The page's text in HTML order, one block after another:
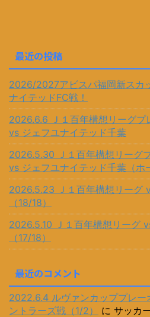
最近の投稿
2026/2027アビスパ福岡新スカ
ナイテッドFC戦！
2026.6.6 Ｊ１百年構想リーグプ
vs ジェフユナイテッド千葉
2026.5.30 Ｊ１百年構想リーグ
vs ジェフユナイテッド千葉（ホ
2026.5.23 Ｊ１百年構想リーグ
（18/18）
2026.5.10 Ｊ１百年構想リーグ
（17/18）
最近のコメント
2022.6.4 ルヴァンカッププレ
ントラーズ戦（1/2）
に サッカ